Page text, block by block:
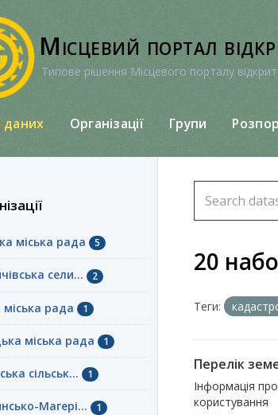
Місцевий портал
Типове рішення Місцевого порталу
Організації Групи
міська рада 5
сели... 2
міська рада 1
міська рада 1
сільськ... 1
Магері... 1
20
Теги:
Перелік
Інформація
користування